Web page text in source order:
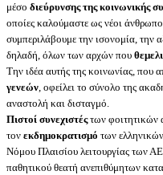
μέσο διεύρυνσης της κοινωνικής
οποίες καλούμαστε ως νέοι
συμπεριλάβουμε την ισονομία, την
δηλαδή, όλων των αρχών που
Την ιδέα αυτής της κοινωνίας, που
γενεών, οφείλει το σύνολο της
αναστολή και δισταγμό.
Πιστοί συνεχιστέςτων φοιτητικών
τον εκδημοκρατισμό των
Νόμου Πλαισίου λειτουργίας των
παθητικού θεατή ανεπιθύμητων